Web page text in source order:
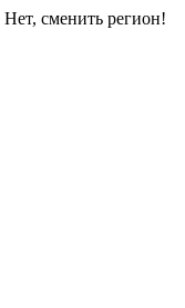
Нет, сменить регион!